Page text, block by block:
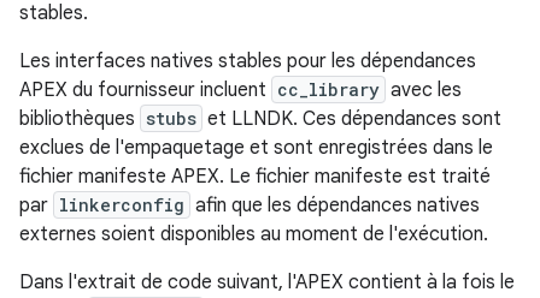
stables.
Les interfaces natives stables pour les dépendances
APEX du fournisseur incluent cc_library avec les
bibliothèques stubs et LLNDK. Ces dépendances sont
exclues de l'empaquetage et sont enregistrées dans le
fichier manifeste APEX. Le fichier manifeste est traité
par linkerconfig afin que les dépendances natives
externes soient disponibles au moment de l'exécution.
Dans l'extrait de code suivant, l'APEX contient à la fois le